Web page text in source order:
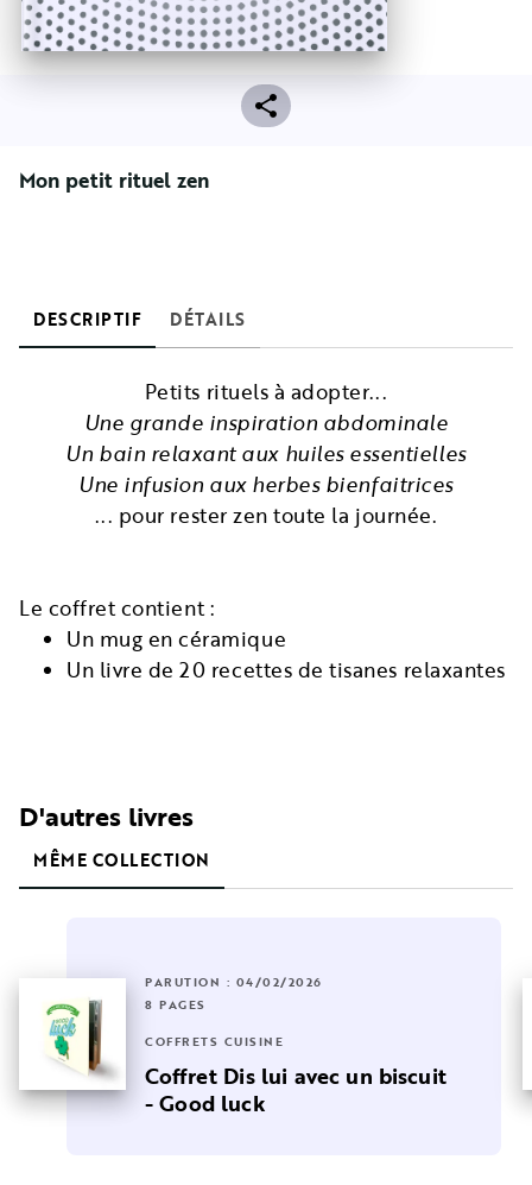
Mon petit rituel zen
DESCRIPTIF DÉTAILS
Petits rituels à adopter...
Une grande inspiration abdominale
Un bain relaxant aux huiles essentielles
Une infusion aux herbes bienfaitrices
... pour rester zen toute la journée.
Le coffret contient :
Un mug en céramique
Un livre de 20 recettes de tisanes relaxantes
D'autres livres
MÊME COLLECTION
PARUTION : 04/02/2026
8 PAGES
COFFRETS CUISINE
Coffret Dis lui avec un biscuit
- Good luck